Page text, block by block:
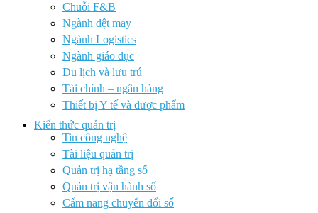
Chuỗi F&B
Ngành dệt may
Ngành Logistics
Ngành giáo dục
Du lịch và lưu trú
Tài chính – ngân hàng
Thiết bị Y tế và dược phẩm
Kiến thức quản trị
Tin công nghệ
Tài liệu quản trị
Quản trị hạ tầng số
Quản trị vận hành số
Cẩm nang chuyển đổi số